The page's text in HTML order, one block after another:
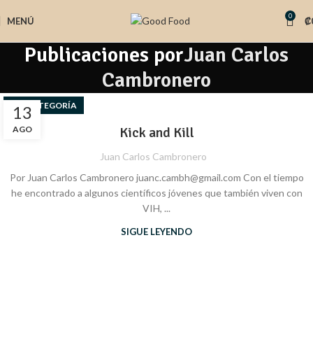
MENÚ 0 ₡
Publicaciones porJuan Carlos
Cambronero
13
AGO
SIN CATEGORÍA
Kick and Kill
Juan Carlos Cambronero
Por Juan Carlos Cambronero juanc.cambh@gmail.com Con el tiempo
he encontrado a algunos científicos jóvenes que también viven con
VIH, ...
SIGUE LEYENDO